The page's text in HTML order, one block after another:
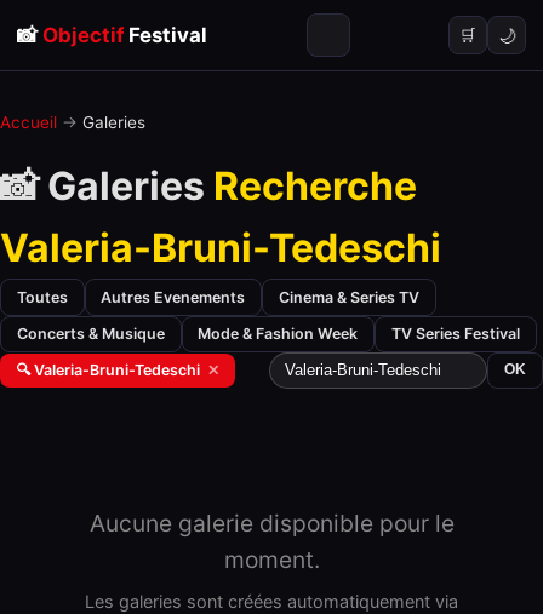
📸 ObjectifFestival 🛒 🌙
Accueil → Galeries
📸 Galeries Recherche
Valeria-Bruni-Tedeschi
Toutes Autres Evenements Cinema & Series TV
Concerts & Musique Mode & Fashion Week TV Series Festival
🔍 Valeria-Bruni-Tedeschi ✕ OK
Aucune galerie disponible pour le
moment.
Les galeries sont créées automatiquement via